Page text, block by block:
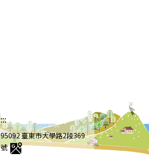
:::
95092 臺東市大學路2段369
號